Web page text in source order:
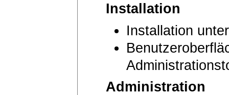
Installation
Installation
Administration